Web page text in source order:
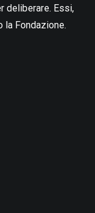
deliberare. Essi,
la Fondazione.